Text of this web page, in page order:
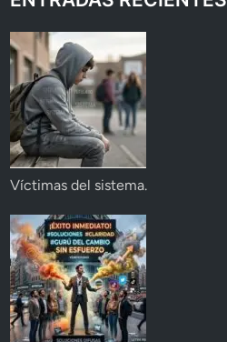
Víctimas del sistema.